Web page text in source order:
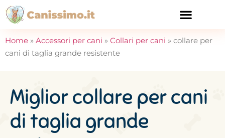
Home » Accessori per cani » Collari per cani » collare per
cani di taglia grande resistente
Miglior collare per cani
di taglia grande